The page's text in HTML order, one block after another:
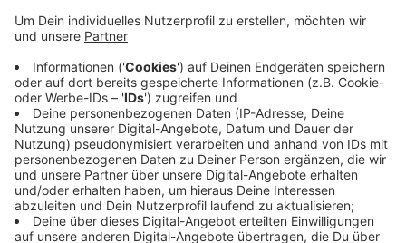
ihren Müll entsorgen sollten. Es sei zwar kein Fall
bekannt, in denen Viren über das Berühren von
Oberflächen übertragen wurden, trotzdem könne man
das nicht ganz ausschließen.
Menschen in Quarantäne sollten demnach möglichst
reißfeste Säcke nutzen und sie hinterher zubinden
oder -knoten. Außerdem sollten sie laut Stadt keine
losen Taschentücher in die Tonne werfen. Wer Glas,
Pfand oder anderes, was nicht in den Hausmüll gehört,
zu entsorgen hat, solle damit warten, bis die